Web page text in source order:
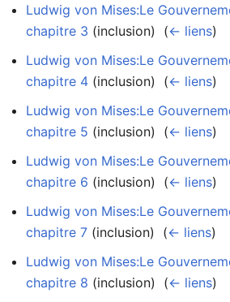
Ludwig von Mises:Le
chapitre 3 (inclusion) ‎ (← liens)
Ludwig von Mises:Le
chapitre 4 (inclusion) ‎ (← liens)
Ludwig von Mises:Le
chapitre 5 (inclusion) ‎ (← liens)
Ludwig von Mises:Le
chapitre 6 (inclusion) ‎ (← liens)
Ludwig von Mises:Le
chapitre 7 (inclusion) ‎ (← liens)
Ludwig von Mises:Le
chapitre 8 (inclusion) ‎ (← liens)